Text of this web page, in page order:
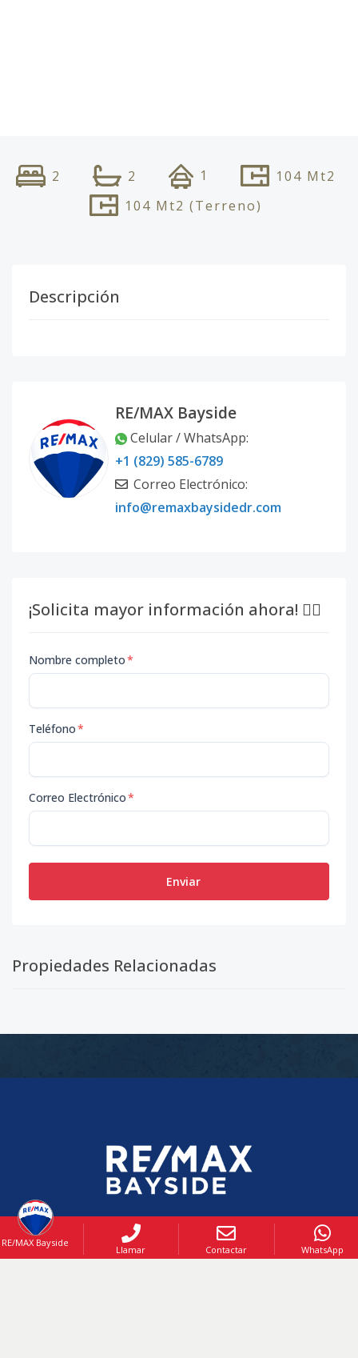
2 2 1 104 Mt2
104 Mt2 (Terreno)
Descripción
RE/MAX Bayside
Celular / WhatsApp:
+1 (829) 585-6789
Correo Electrónico:
info@remaxbaysidedr.com
¡Solicita mayor información ahora! 👇🏽
Nombre completo*
Teléfono*
Correo Electrónico*
Enviar
Propiedades Relacionadas
RE/MAX Bayside
Llamar Contactar WhatsApp
OFICINA